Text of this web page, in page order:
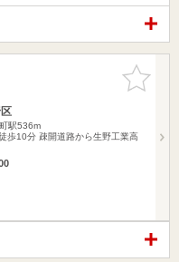
お気に入
りに追加
駅536m
歩10分 疎開道路から生野工業高